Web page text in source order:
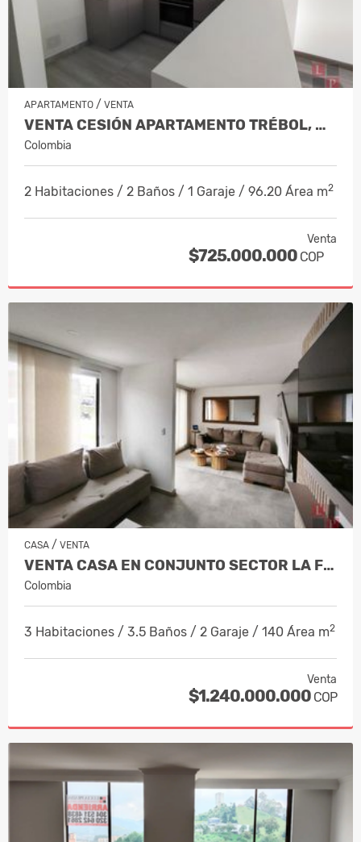
APARTAMENTO / VENTA
VENTA CESIÓN APARTAMENTO TRÉBOL, MAN…
Colombia
2 Habitaciones / 2 Baños / 1 Garaje / 96.20 Área m2
Venta
$725.000.000 COP
CASA / VENTA
VENTA CASA EN CONJUNTO SECTOR LA FLORID…
Colombia
3 Habitaciones / 3.5 Baños / 2 Garaje / 140 Área m2
Venta
$1.240.000.000 COP